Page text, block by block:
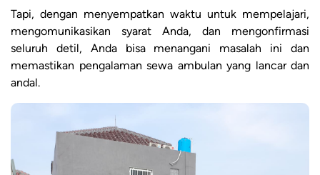
Tapi, dengan menyempatkan waktu untuk mempelajari,
mengomunikasikan syarat Anda, dan mengonfirmasi
seluruh detil, Anda bisa menangani masalah ini dan
memastikan pengalaman sewa ambulan yang lancar dan
andal.